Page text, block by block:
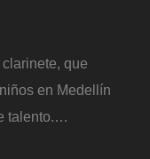
que
en Medellín
talento.…